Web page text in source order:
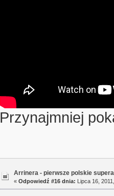
Przynajmniej
Arrinera - pierwsze polskie
« Odpowiedź #16 dnia: Lipca 16,